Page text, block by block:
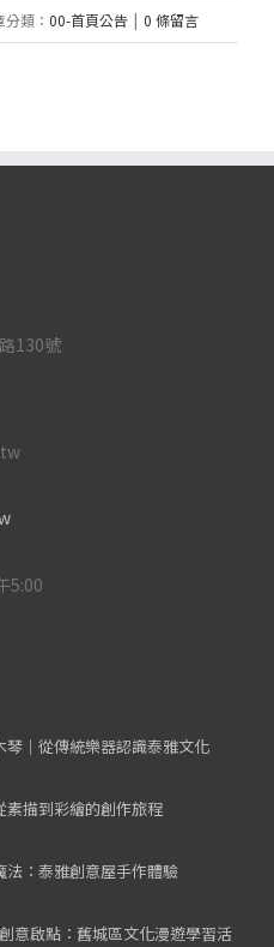
分類： 00-首頁公告 | 0 條留言
130號
5:00
｜從傳統樂器認識泰雅文化
描到彩繪的創作旅程
：泰雅創意屋手作體驗
意啟點：舊城區文化漫遊學習活